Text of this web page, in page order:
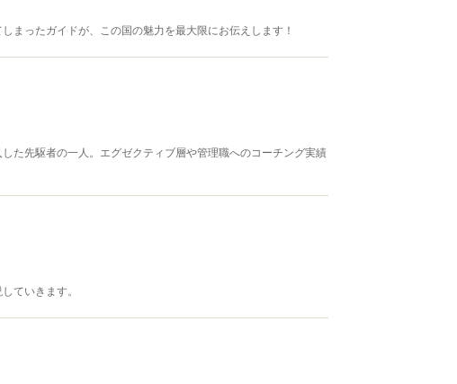
まったガイドが、この国の魅力を最大限にお伝えします！
た先駆者の一人。エグゼクティブ層や管理職へのコーチング実績
ていきます。